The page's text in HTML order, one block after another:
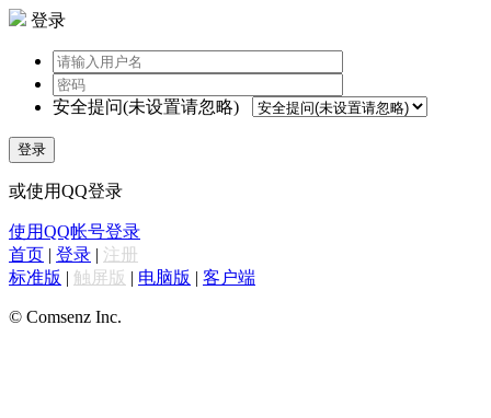
登录
安全提问(未设置请忽略)
登录
或使用QQ登录
使用QQ帐号登录
首页 | 登录 | 注册
标准版 | 触屏版 | 电脑版 | 客户端
© Comsenz Inc.